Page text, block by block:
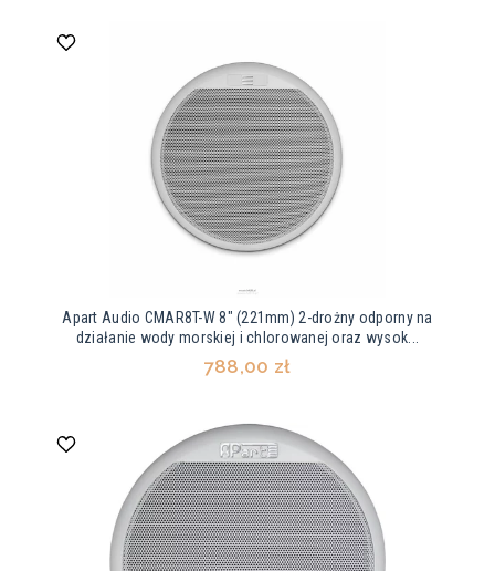
Apart Audio CMAR8T-W 8" (221mm) 2-drożny odporny na
działanie wody morskiej i chlorowanej oraz wysok...
788,00 zł